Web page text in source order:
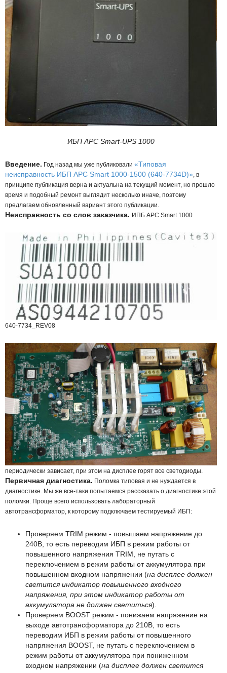
ИБП APC Smart-UPS 1000
Введение. Год назад мы уже публиковали «Типовая
неисправность ИБП APC Smart 1000-1500 (640-7734D)», в
принципе публикация верна и актуальна на текущий момент, но прошло
время и подобный ремонт выглядит несколько иначе, поэтому
предлагаем обновленный вариант этого публикации.
Неисправность со слов заказчика. ИПБ APC Smart 1000
640-7734_REV08
периодически зависает, при этом на дисплее горят все светодиоды.
Первичная диагностика. Поломка типовая и не нуждается в
диагностике. Мы же все-таки попытаемся рассказать о диагностике этой
поломки. Проще всего использовать лабораторный
автотрансформатор, к которому подключаем тестируемый ИБП:
Проверяем TRIM режим - повышаем напряжение до
240В, то есть переводим ИБП в режим работы от
повышенного напряжения TRIM, не путать с
переключением в режим работы от аккумулятора при
повышенном входном напряжении (на дисплее должен
светится индикатор повышенного входного
напряжения, при этом индикатор работы от
аккумулятора не должен светиться).
Проверяем BOOST режим - понижаем напряжение на
выходе автотрансформатора до 210В, то есть
переводим ИБП в режим работы от повышенного
напряжения BOOST, не путать с переключением в
режим работы от аккумулятора при пониженном
входном напряжении (на дисплее должен светится